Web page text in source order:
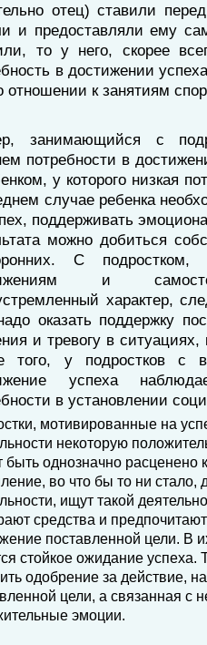
отец) ставили
и предоставляли ему
то у него, скорее
в достижении
отношении к занятиям
занимающийся с
потребности в
у которого низкая
случае ребенка
поддерживать
можно добиться
С подростком,
и
характер,
оказать поддержку
и тревогу в ситуациях,
того, у подростков с
успеха
в установлении
мотивированные на
некоторую
быть однозначно расценено
во что бы то ни стало,
ищут такой
средства и
поставленной цели. В
стойкое ожидание
одобрение за действие,
цели, а связанная с
эмоции.